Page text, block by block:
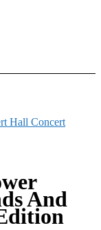
Hall Concert
And